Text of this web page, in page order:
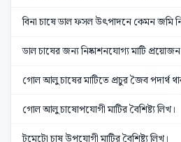
বিনা চাষে ডাল ফসল উৎপাদনে কেমন জমি
ডাল চাষের জন্য নিষ্কাশনযোগ্য মাটি
গোল আলু চাষের মাটিতে প্রচুর জৈব পদার্থ
গোল আলু চাষোপযোগী মাটির বৈশিষ্ট্য লিখ।
টমেটো চাষ উপযোগী মাটির বৈশিষ্ট্য লিখ।